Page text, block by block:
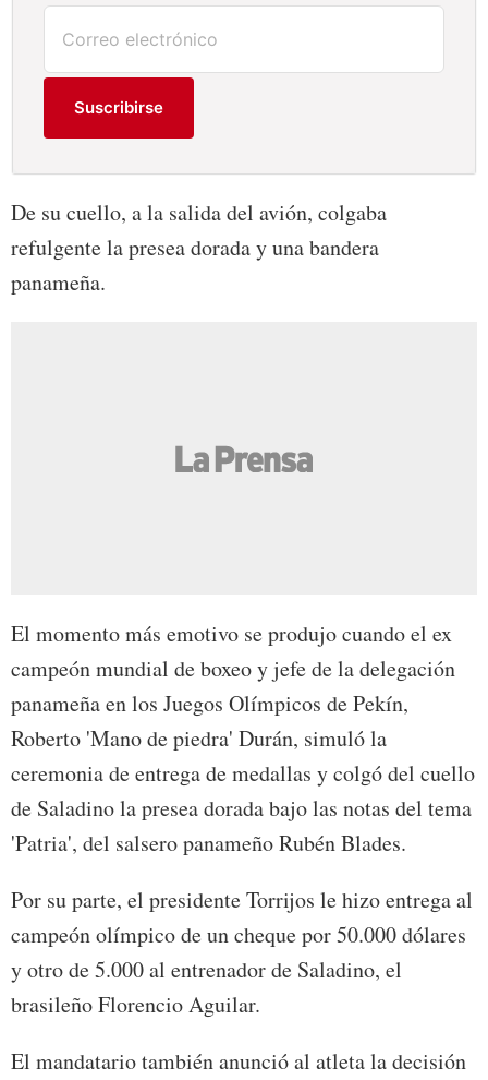
Suscribirse
De su cuello, a la salida del avión, colgaba
refulgente la presea dorada y una bandera
panameña.
El momento más emotivo se produjo cuando el ex
campeón mundial de boxeo y jefe de la delegación
panameña en los Juegos Olímpicos de Pekín,
Roberto 'Mano de piedra' Durán, simuló la
ceremonia de entrega de medallas y colgó del cuello
de Saladino la presea dorada bajo las notas del tema
'Patria', del salsero panameño Rubén Blades.
Por su parte, el presidente Torrijos le hizo entrega al
campeón olímpico de un cheque por 50.000 dólares
y otro de 5.000 al entrenador de Saladino, el
brasileño Florencio Aguilar.
El mandatario también anunció al atleta la decisión